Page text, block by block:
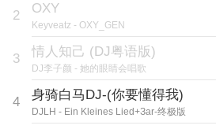
2 OXY
Keyveatz - OXY_GEN
3 情人知己 (DJ粤语版)
DJ李子颜 - 她的眼睛会唱歌
4 身骑白马DJ-(你要懂得我)
DJLH - Ein Kleines Lied+Заr-终极版